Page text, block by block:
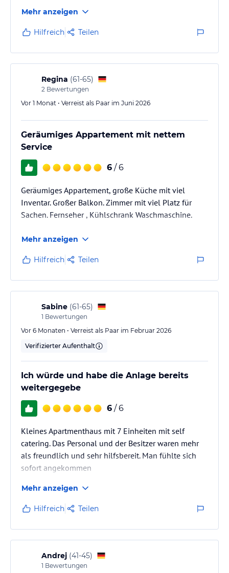
Mehr anzeigen
Hilfreich Teilen
Regina (61-65)
2 Bewertungen
Vor 1 Monat • Verreist als Paar im Juni 2026
Geräumiges Appartement mit nettem
Service
6 / 6
Geräumiges Appartement, große Küche mit viel
Inventar. Großer Balkon. Zimmer mit viel Platz für
Sachen. Fernseher , Kühlschrank Waschmaschine.
Mehr anzeigen
Hilfreich Teilen
Sabine (61-65)
1 Bewertungen
Vor 6 Monaten • Verreist als Paar im Februar 2026
Verifizierter Aufenthalt
Ich würde und habe die Anlage bereits
weitergegebe
6 / 6
Kleines Apartmenthaus mit 7 Einheiten mit self
catering. Das Personal und der Besitzer waren mehr
als freundlich und sehr hilfsbereit. Man fühlte sich
sofort angekommen
Mehr anzeigen
Hilfreich Teilen
Andrej (41-45)
1 Bewertungen